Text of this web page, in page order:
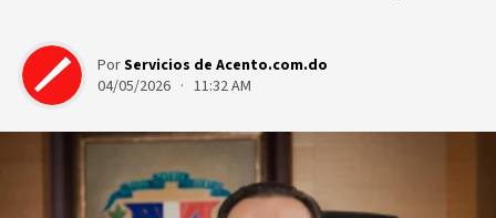
PorServicios de Acento.com.do
04/05/2026 · 11:32 AM